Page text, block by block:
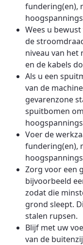
fundering(en),
Wees u
de
niveau van
en de kabels
Als u een
van de
gevarenzone
spuitbomen
Voer de
fundering(en),
Zorg voor een
bijvoorbeeld
zodat die
grond sleept.
stalen rupsen.
Blijf met uw
van de